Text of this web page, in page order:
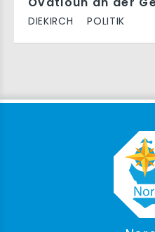
DIEKIRCH POLITIK